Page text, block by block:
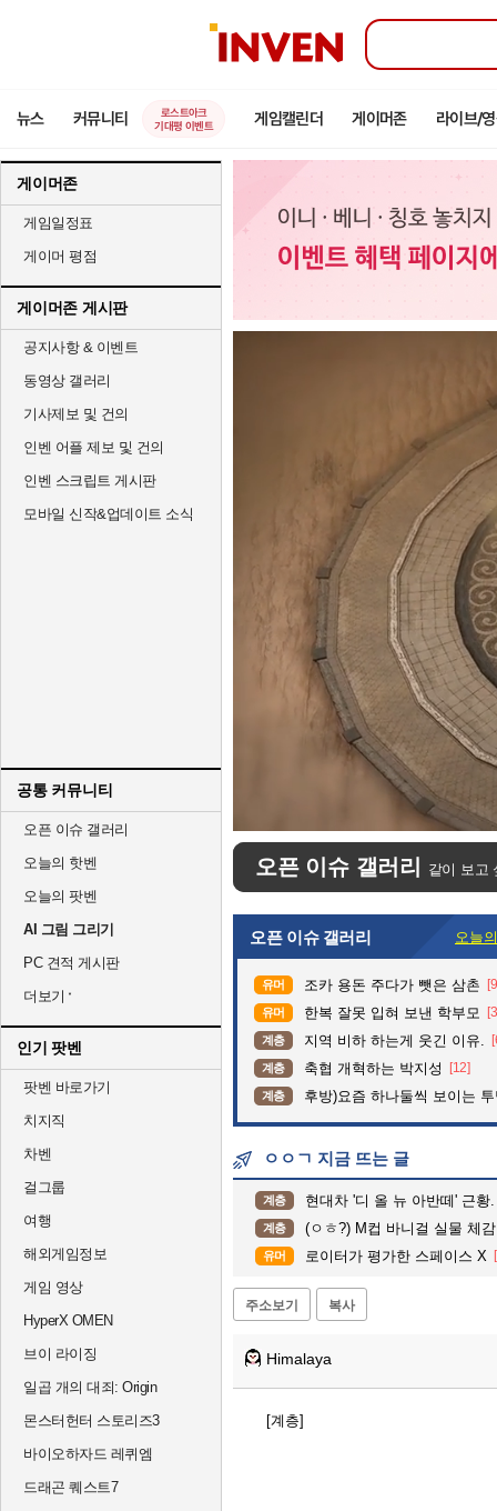
인
뉴스 커뮤니티
로스트아크
기대평 이벤트
게임캘린더 게이머존 라이브/
게이머존
게임일정표
게이머 평점
게이머존 게시판
공지사항 & 이벤트
동영상 갤러리
기사제보 및 건의
인벤 어플 제보 및 건의
인벤 스크립트 게시판
모바일 신작&업데이트 소식
공통 커뮤니티
오픈 이슈 갤러리
오늘의 핫벤
오늘의 팟벤
AI 그림 그리기
PC 견적 게시판
더보기
인기 팟벤
팟벤 바로가기
치지직
차벤
걸그룹
여행
해외게임정보
게임 영상
HyperX OMEN
브이 라이징
일곱 개의 대죄: Origin
몬스터헌터 스토리즈3
바이오하자드 레퀴엠
드래곤 퀘스트7
오픈 이슈 갤러리 같이 보고
오픈 이슈 갤러리 오늘
유머 조카 용돈 주다가 뺏은 삼촌
유머 한복 잘못 입혀 보낸 학부모
계층 지역 비하 하는게 웃긴 이유.
계층 축협 개혁하는 박지성 [12]
계층 후방)요즘 하나둘씩 보이는
ㅇㅇㄱ 지금 뜨는 글
계층 현대차 '디 올 뉴 아반떼' 근황.
계층 (ㅇㅎ?) M컵 바니걸 실물 체감
유머 로이터가 평가한 스페이스 X
주소보기 복사
Himalaya
[계층]